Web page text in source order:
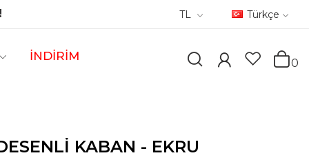
TL Türkçe
İNDİRİM
0
KABAN - EKRU